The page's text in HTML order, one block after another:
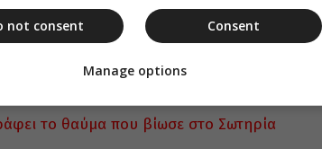
χρόνια, τις “κολλυρίδες” και ήταν
που είχαν στο κέντρο ένα κόκκινο
το θαύμα που βίωσε στο Σωτηρία
Consent
not consent
Manage options